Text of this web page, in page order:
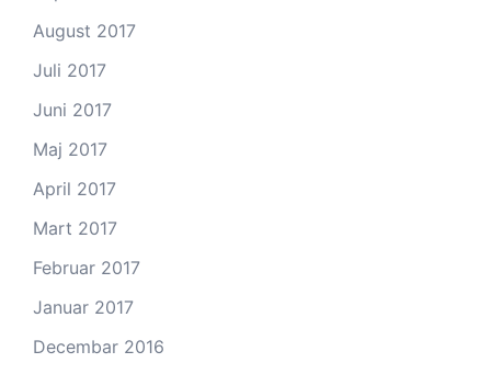
August 2017
Juli 2017
Juni 2017
Maj 2017
April 2017
Mart 2017
Februar 2017
Januar 2017
Decembar 2016